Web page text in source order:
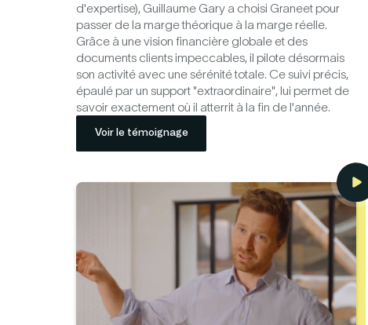
d'expertise), Guillaume Gary a choisi Graneet pour
passer de la marge théorique à la marge réelle.
Grâce à une vision financière globale et des
documents clients impeccables, il pilote désormais
son activité avec une sérénité totale. Ce suivi précis,
épaulé par un support "extraordinaire", lui permet de
savoir exactement où il atterrit à la fin de l'année.
Voir le témoignage